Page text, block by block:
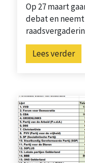
Op 27 maart
debat en
Lees verder